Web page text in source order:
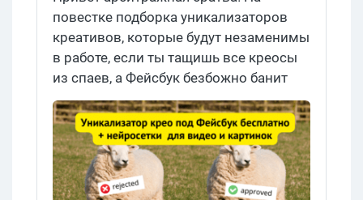
повестке подборка уникализаторов
креативов, которые будут незаменимы
в работе, если ты тащишь все креосы
из спаев, а Фейсбук безбожно банит
твоих клонов. Сохраняй в закладки
бесплатные telegram боты,
уникализацию фото и видео онлайн и
подборку нейросетей для работы с
креативами.